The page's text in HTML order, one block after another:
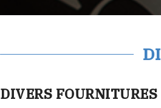
DIVERS FOURNITURES